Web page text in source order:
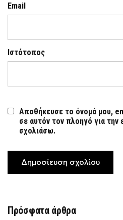
Email
Ιστότοπος
Αποθήκευσε το όνομά μου,
σε αυτόν τον πλοηγό για
σχολιάσω.
Πρόσφατα άρθρα